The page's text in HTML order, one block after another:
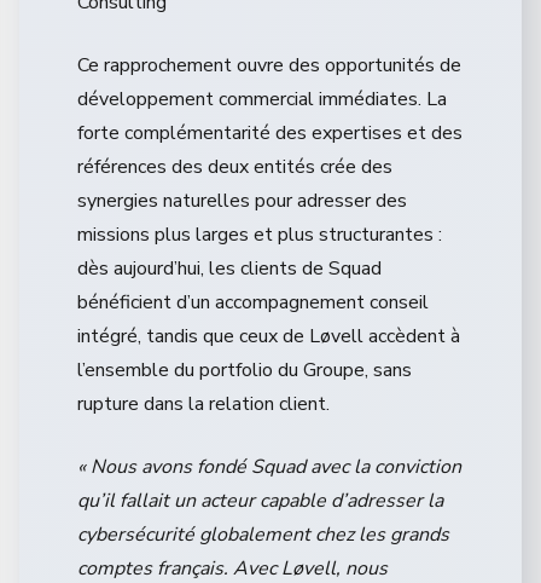
Ce rapprochement ouvre des opportunités de
développement commercial immédiates. La
forte complémentarité des expertises et des
références des deux entités crée des
synergies naturelles pour adresser des
missions plus larges et plus structurantes :
dès aujourd’hui, les clients de Squad
bénéficient d’un accompagnement conseil
intégré, tandis que ceux de Løvell accèdent à
l’ensemble du portfolio du Groupe, sans
rupture dans la relation client.
« Nous avons fondé Squad avec la conviction
qu’il fallait un acteur capable d’adresser la
cybersécurité globalement chez les grands
comptes français. Avec Løvell, nous